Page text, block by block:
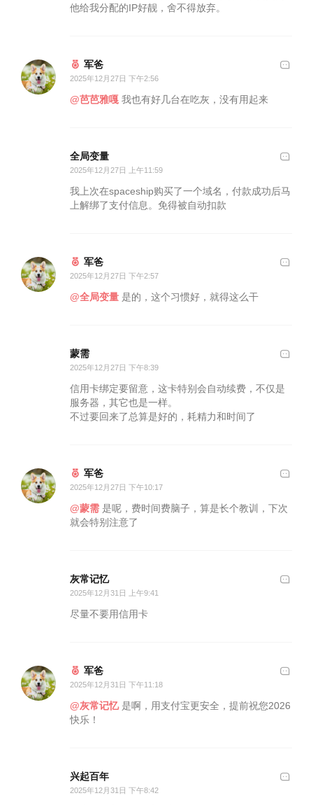
他给我分配的IP好靓，舍不得放弃。
军爸
2025年12月27日 下午2:56
@芭芭雅嘎 我也有好几台在吃灰，没有用起来
全局变量
2025年12月27日 上午11:59
我上次在spaceship购买了一个域名，付款成功后马
上解绑了支付信息。免得被自动扣款
军爸
2025年12月27日 下午2:57
@全局变量 是的，这个习惯好，就得这么干
蒙需
2025年12月27日 下午8:39
信用卡绑定要留意，这卡特别会自动续费，不仅是
服务器，其它也是一样。
不过要回来了总算是好的，耗精力和时间了
军爸
2025年12月27日 下午10:17
@蒙需 是呢，费时间费脑子，算是长个教训，下次
就会特别注意了
灰常记忆
2025年12月31日 上午9:41
尽量不要用信用卡
军爸
2025年12月31日 下午11:18
@灰常记忆是啊，用支付宝更安全，提前祝您2026
快乐！
兴起百年
2025年12月31日 下午8:42